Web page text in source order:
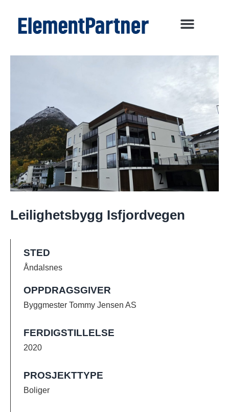
Leilighetsbygg Isfjordvegen
STED
Åndalsnes
OPPDRAGSGIVER
Byggmester Tommy Jensen AS
FERDIGSTILLELSE
2020
PROSJEKTTYPE
Boliger